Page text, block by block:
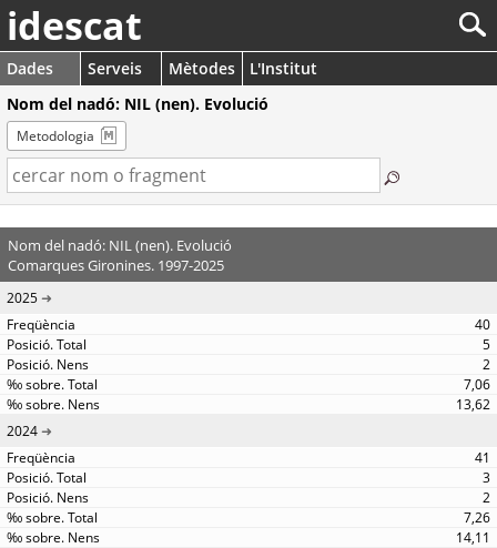
idescat
Dades Serveis Mètodes
L'Institut
Nom del nadó: NIL (nen). Evolució
Metodologia
Nom del nadó: NIL (nen). Evolució
Comarques Gironines. 1997-2025
2025
40
5
2
7,06
13,62
2024
41
3
2
7,26
14,11